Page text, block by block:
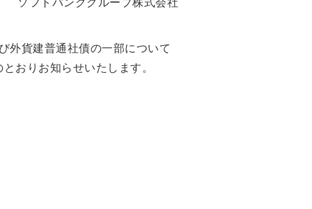
ソフトバンクグループ株式会社
外貨建普通社債の一部について
おりお知らせいたします。